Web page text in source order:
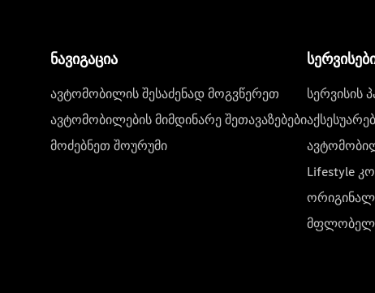
ნავიგაცია
ავტომობილის შესაძენად მოგვწერეთ
ავტომობილების მიმდინარე შეთავაზებები
მოძებნეთ შოურუმი
სერვისის
Lifestyle